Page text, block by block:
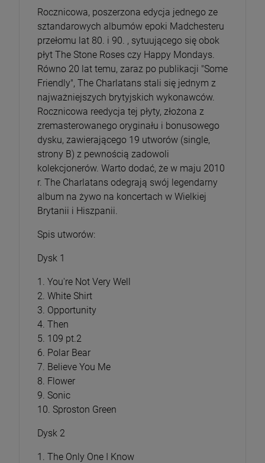
Rocznicowa, poszerzona edycja jednego ze
sztandarowych albumów epoki Madchesteru
przełomu lat 80. i 90. , sytuującego się obok
płyt The Stone Roses czy Happy Mondays.
Równo 20 lat temu, zaraz po publikacji "Some
Friendly", The Charlatans stali się jednym z
najważniejszych brytyjskich wykonawców.
Rocznicowa reedycja tej płyty, złożona z
zremasterowanego oryginału i bonusowego
dysku, zawierającego 19 utworów (single,
strony B) z pewnością zadowoli
kolekcjonerów. Warto dodać, że w maju 2010
r. The Charlatans odegrają swój legendarny
album na żywo na koncertach w Wielkiej
Brytanii i Hiszpanii.
Spis utworów:
Dysk 1
1. You're Not Very Well
2. White Shirt
3. Opportunity
4. Then
5. 109 pt.2
6. Polar Bear
7. Believe You Me
8. Flower
9. Sonic
10. Sproston Green
Dysk 2
1. The Only One I Know